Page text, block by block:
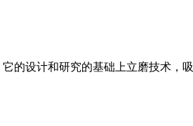
的设计和研究的基础上立磨技术